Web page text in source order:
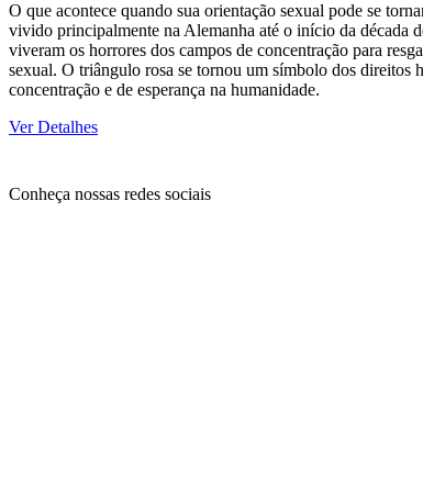
O que acontece quando sua orientação sexual pode se
vivido principalmente na Alemanha até o início da década
viveram os horrores dos campos de concentração para
sexual. O triângulo rosa se tornou um símbolo dos direitos
concentração e de esperança na humanidade.
Ver Detalhes
Conheça nossas redes sociais